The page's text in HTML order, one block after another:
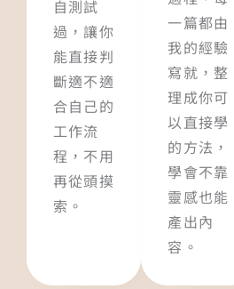
自測試
過，讓你
能直接判
斷適不適
合自己的
工作流
程，不用
再從頭摸
索。
一篇都由
我的經驗
寫就，整
理成你可
以直接學
的方法，
學會不靠
靈感也能
產出內
容。